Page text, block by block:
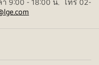
9:00 - 18:00 น. โทร 02-